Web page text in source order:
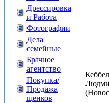
Дрессировка
и Работа
Фотографии
Дела
семейные
Брачное
агентство
Покупка/
Продажа
щенков